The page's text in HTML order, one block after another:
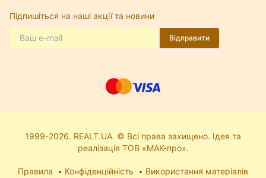
Підпишіться на наші акції та новини
Відправити
1999-2026. REALT.UA. © Всі права захищено. Ідея та
реалізація ТОВ «МАК-про».
Правила Конфіденційність Використання матеріалів